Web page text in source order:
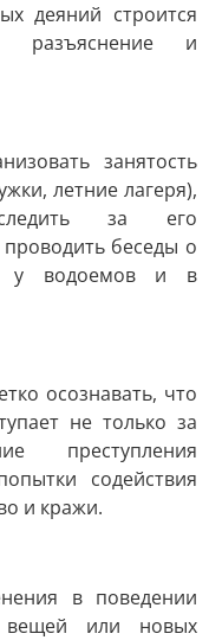
деяний строится
разъяснение и
занятость
летние лагеря),
за его
беседы о
у водоемов и в
осознавать, что
не только за
преступления
содействия
и кражи.
в поведении
вещей или новых